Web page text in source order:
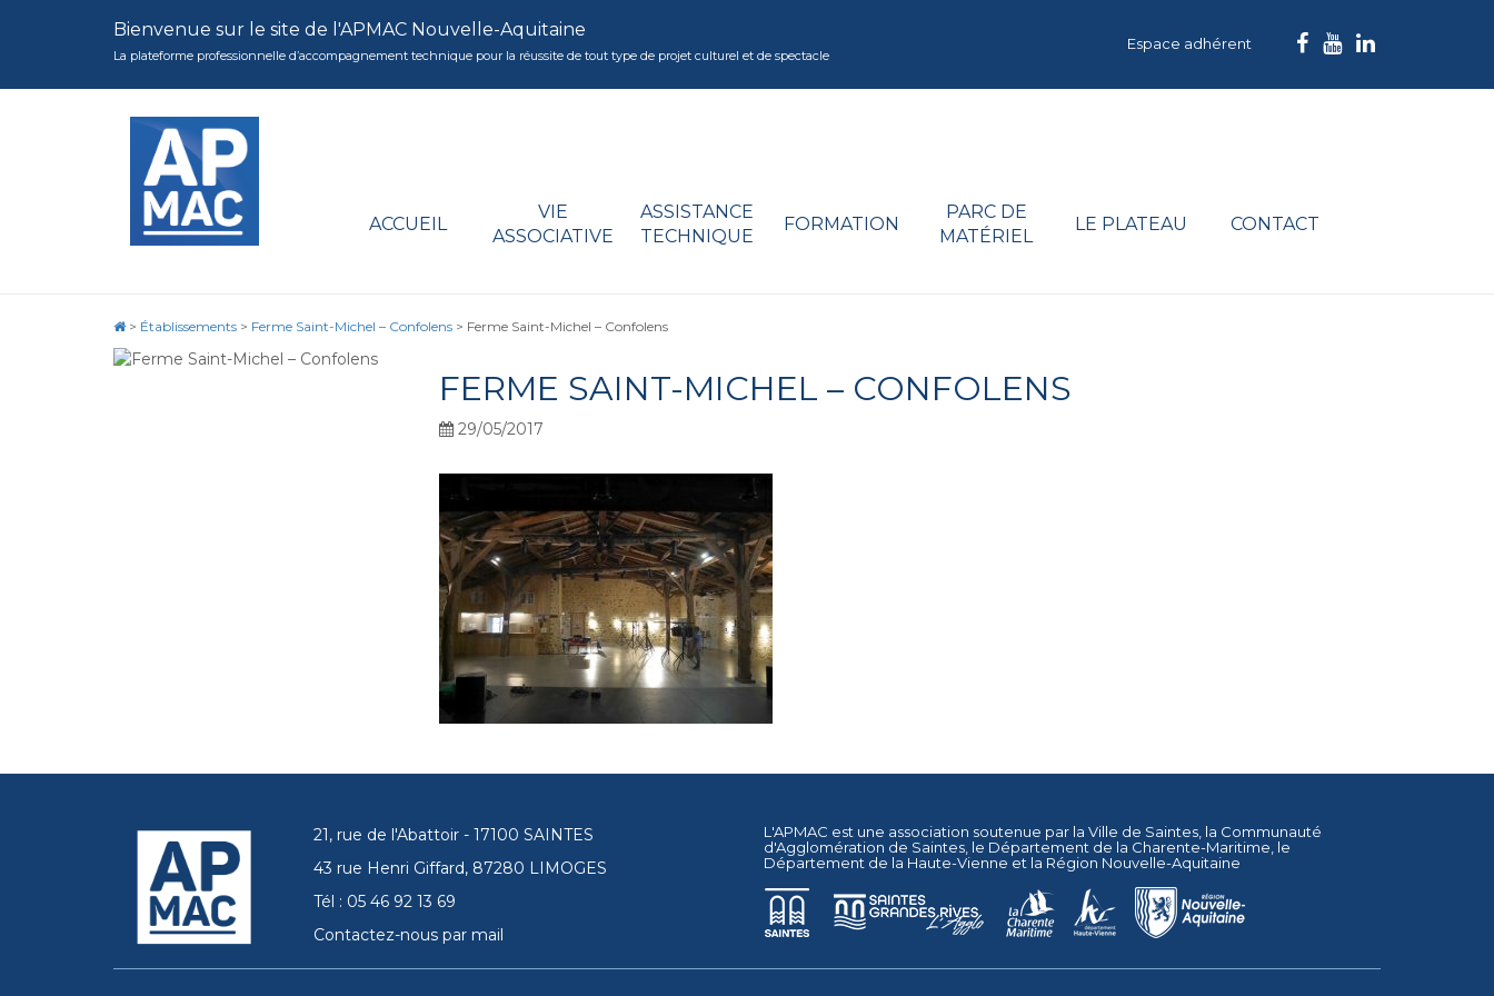
Bienvenue sur le site de l'APMAC Nouvelle-Aquitaine
La plateforme professionnelle d’accompagnement technique pour la réussite de tout type de projet culturel et de spectacle
Espace adhérent
ACCUEIL
VIE
ASSOCIATIVE
ASSISTANCE
TECHNIQUE
FORMATION
PARC DE
MATÉRIEL
LE PLATEAU CONTACT
> Établissements > Ferme Saint-Michel – Confolens > Ferme Saint-Michel – Confolens
FERME SAINT-MICHEL – CONFOLENS
29/05/2017
21, rue de l'Abattoir - 17100 SAINTES
43 rue Henri Giffard, 87280 LIMOGES
Tél : 05 46 92 13 69
Contactez-nous par mail
L'APMAC est une association soutenue par la Ville de Saintes , la Communauté
d'Agglomération de Saintes , le Département de la Charente-Maritime , le
Département de la Haute-Vienne et la Région Nouvelle-Aquitaine